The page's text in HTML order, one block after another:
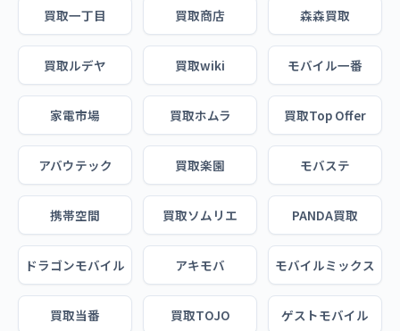
買取一丁目 買取商店 森森買取
買取ルデヤ 買取wiki モバイル一番
家電市場 買取ホムラ 買取Top Offer
アバウテック 買取楽園 モバステ
携帯空間 買取ソムリエ PANDA買取
ドラゴンモバイル アキモバ モバイルミックス
買取当番 買取TOJO ゲストモバイル